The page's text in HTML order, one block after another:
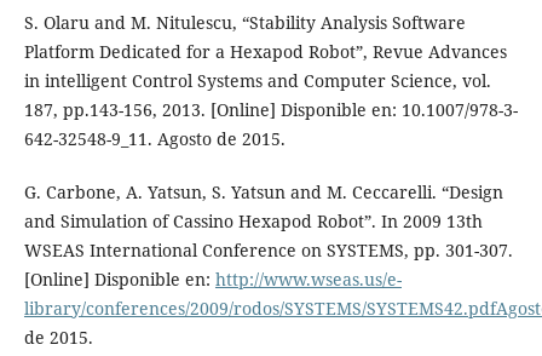
S. Olaru and M. Nitulescu, “Stability Analysis Software
Platform Dedicated for a Hexapod Robot”, Revue Advances
in intelligent Control Systems and Computer Science, vol.
187, pp.143-156, 2013. [Online] Disponible en: 10.1007/978-3-
642-32548-9_11. Agosto de 2015.
G. Carbone, A. Yatsun, S. Yatsun and M. Ceccarelli. “Design
and Simulation of Cassino Hexapod Robot”. In 2009 13th
WSEAS International Conference on SYSTEMS, pp. 301-307.
[Online] Disponible en: http://www.wseas.us/e-
library/conferences/2009/rodos/SYSTEMS/
de 2015.